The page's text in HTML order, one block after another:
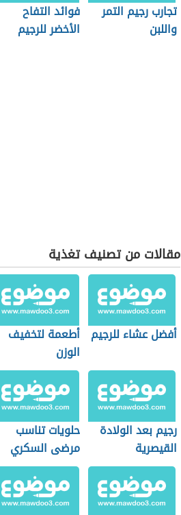
تجارب رجيم التمر
واللبن
فوائد التفاح
الأخضر للرجيم
مقالات من تصنيف تغذية
أفضل عشاء للرجيم أطعمة لتخفيف
الوزن
رجيم بعد الولادة
القيصرية
حلويات تناسب
مرضى السكري